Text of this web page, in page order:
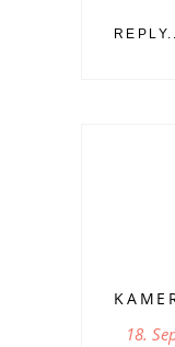
18.